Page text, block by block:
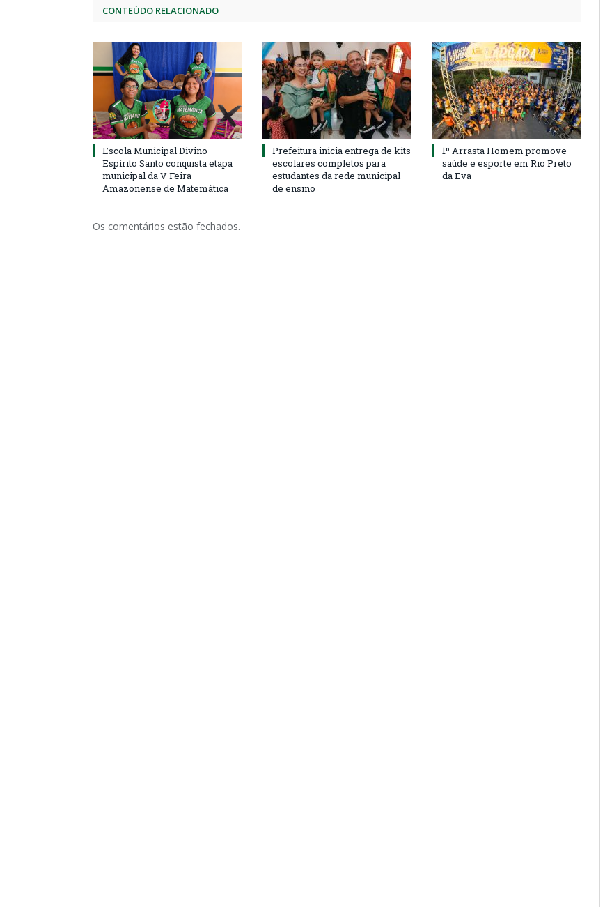
CONTEÚDO RELACIONADO
Escola Municipal Divino
Espírito Santo conquista etapa
municipal da V Feira
Amazonense de Matemática
Prefeitura inicia entrega de kits
escolares completos para
estudantes da rede municipal
de ensino
1º Arrasta Homem promove
saúde e esporte em Rio Preto
da Eva
Os comentários estão fechados.